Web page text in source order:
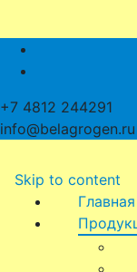
+7 4812 244291
info@belagrogen.ru
Skip to content
Главная